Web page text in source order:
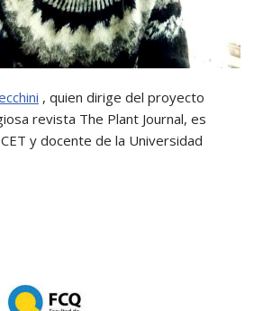
, quien dirige del proyecto
revista The Plant Journal, es
y docente de la Universidad